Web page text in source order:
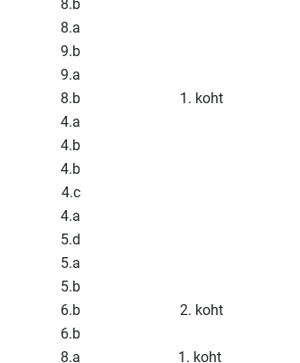
8.b
8.a
9.b
9.a
8.b 1. koht
4.a
4.b
4.b
4.c
4.a
5.d
5.a
5.b
6.b 2. koht
6.b
8.a 1. koht